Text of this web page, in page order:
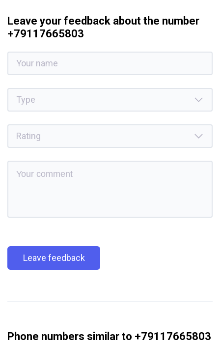
Leave your feedback about the number
+79117665803
Leave feedback
Phone numbers similar to +79117665803